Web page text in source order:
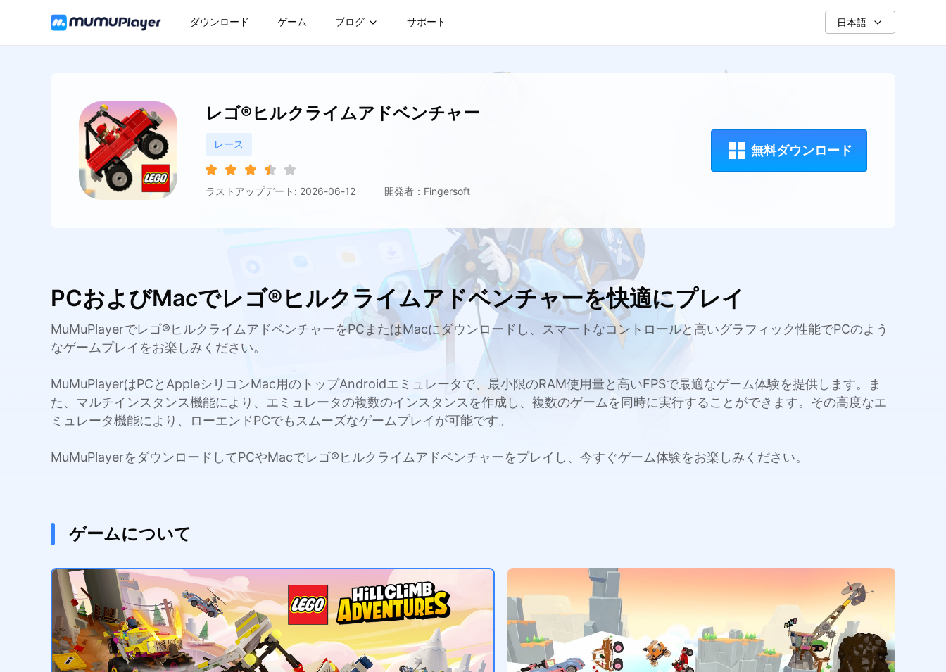
ダウンロード ゲーム ブログ サポート 日本語
レゴ®ヒルクライムアドベンチャー
レース
ラストアップデート: 2026-06-12 開発者：Fingersoft
無料ダウンロード
PCおよびMacでレゴ®ヒルクライムアドベンチャーを快適にプレイ
MuMuPlayerでレゴ®ヒルクライムアドベンチャーをPCまたはMacにダウンロードし、スマートなコントロールと高いグラフィック性能でPCのよう
なゲームプレイをお楽しみください。
MuMuPlayerはPCとAppleシリコンMac用のトップAndroidエミュレータで、最小限のRAM使用量と高いFPSで最適なゲーム体験を提供します。ま
た、マルチインスタンス機能により、エミュレータの複数のインスタンスを作成し、複数のゲームを同時に実行することができます。その高度なエ
ミュレータ機能により、ローエンドPCでもスムーズなゲームプレイが可能です。
MuMuPlayerをダウンロードしてPCやMacでレゴ®ヒルクライムアドベンチャーをプレイし、今すぐゲーム体験をお楽しみください。
ゲームについて